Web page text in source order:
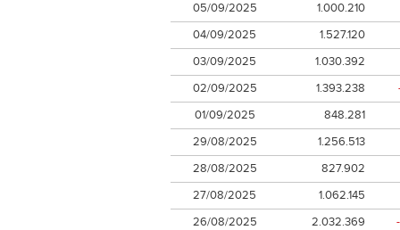
05/09/2025
1.000.210
04/09/2025
1.527.120
03/09/2025
1.030.392
02/09/2025
1.393.238
01/09/2025
848.281
29/08/2025
1.256.513
28/08/2025
827.902
27/08/2025
1.062.145
26/08/2025
2.032.369